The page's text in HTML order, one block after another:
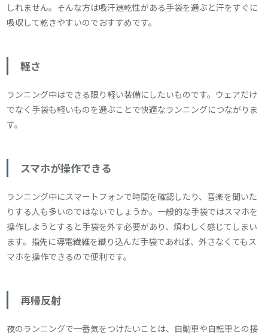
しれません。そんな方は吸汗速乾性がある手袋を選ぶと汗をすぐに
吸収して乾きやすいのでおすすめです。
軽さ
ランニング中はできる限り軽い装備にしたいものです。ウェアだけ
でなく手袋も軽いものを選ぶことで快適なランニングにつながりま
す。
スマホが操作できる
ランニング中にスマートフォンで時間を確認したり、音楽を聞いた
りする人も多いのではないでしょうか。一般的な手袋ではスマホを
操作しようとすると手袋を外す必要があり、煩わしく感じてしまい
ます。指先に導電繊維を織り込んだ手袋であれば、外さなくてもス
マホを操作できるので便利です。
再帰反射
夜のランニングで一番気をつけたいことは、自動車や自転車との接